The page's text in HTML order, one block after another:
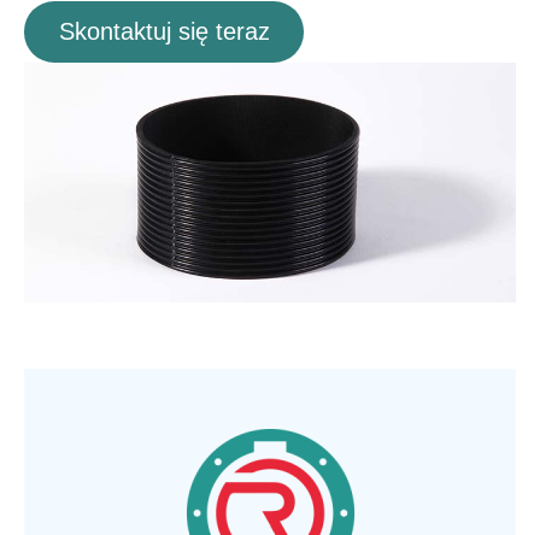
Skontaktuj się teraz